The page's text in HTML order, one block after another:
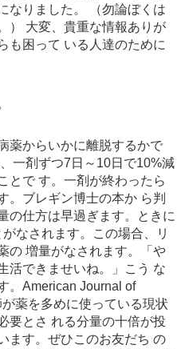
なりました。 （勿論ぼくは
） 大変、貴重な情報ありが
も困って いる人達のために
薬からいかに離脱するかで
一剤ずつ7日～10日で10%減
とで す。一剤が終わったら
。ブレギン博士の本か ら判
の仕方は早過ぎます。ときに
なされます。この場合、リ
の 増量がなされます。「や
活できませいね。」こう な
。American Journal of
薬を多めに使っている現状
要とさ れる分量の十倍が投
ます。ぜひこのお友だち の